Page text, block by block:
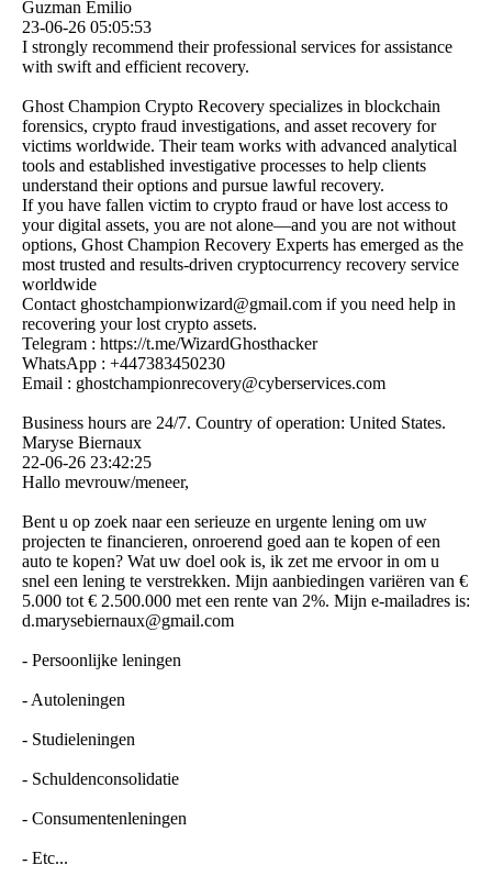
Guzman Emilio
23-06-26 05:05:53
I strongly recommend their professional services for assistance
with swift and efficient recovery.
Ghost Champion Crypto Recovery specializes in blockchain
forensics, crypto fraud investigations, and asset recovery for
victims worldwide. Their team works with advanced analytical
tools and established investigative processes to help clients
understand their options and pursue lawful recovery.
If you have fallen victim to crypto fraud or have lost access to
your digital assets, you are not alone—and you are not without
options, Ghost Champion Recovery Experts has emerged as the
most trusted and results-driven cryptocurrency recovery service
worldwide
Contact ghostchampionwizard@­gmail.­com if you need help in
recovering your lost crypto assets.
Telegram : https:­//­t.­me/­WizardGhosthacker
WhatsApp : +447383450230
Email : ghostchampionrecovery@­cyberservices.­com
Business hours are 24/7. Country of operation: United States.
Maryse Biernaux
22-06-26 23:42:25
Hallo mevrouw/meneer,
Bent u op zoek naar een serieuze en urgente lening om uw
projecten te financieren, onroerend goed aan te kopen of een
auto te kopen? Wat uw doel ook is, ik zet me ervoor in om u
snel een lening te verstrekken. Mijn aanbiedingen variëren van €
5.000 tot € 2.500.000 met een rente van 2%. Mijn e-mailadres is:
d.­marysebiernaux@­gmail.­com
- Persoonlijke leningen
- Autoleningen
- Studieleningen
- Schuldenconsolidatie
- Consumentenleningen
- Etc...